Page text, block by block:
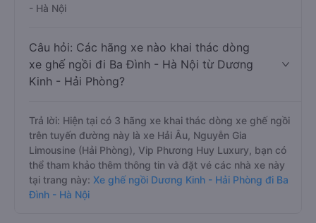
- Hà Nội
Câu hỏi: Các hãng xe nào khai thác dòng
xe ghế ngồi đi Ba Đình - Hà Nội từ Dương
Kinh - Hải Phòng?
Trả lời: Hiện tại có 3 hãng xe khai thác dòng xe ghế ngồi
trên tuyến đường này là xe Hải Âu, Nguyễn Gia
Limousine (Hải Phòng), Vip Phương Huy Luxury, bạn có
thể tham khảo thêm thông tin và đặt vé các nhà xe này
tại trang này: Xe ghế ngồi Dương Kinh - Hải Phòng đi Ba
Đình - Hà Nội